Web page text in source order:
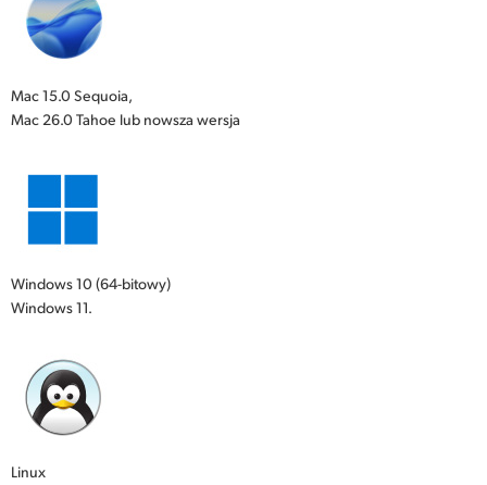
Mac 15.0 Sequoia,
Mac 26.0 Tahoe lub nowsza wersja
Windows 10 (64-bitowy)
Windows 11.
Linux